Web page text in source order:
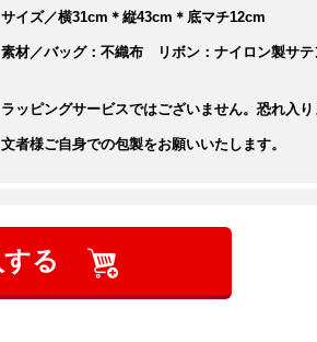
サイズ／横31cm＊縦43cm＊底マチ12cm
素材／バッグ：不織布 リボン：ナイロン製サテ
ラッピングサービスではございません。恐れ入
文者様ご自身での包製をお願いいたします。
る